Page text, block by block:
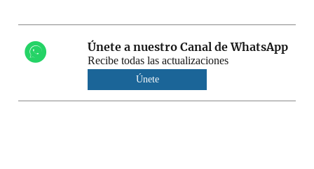
Únete a nuestro Canal de WhatsApp
Recibe todas las actualizaciones
Únete